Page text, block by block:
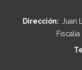
Dirección: Juan